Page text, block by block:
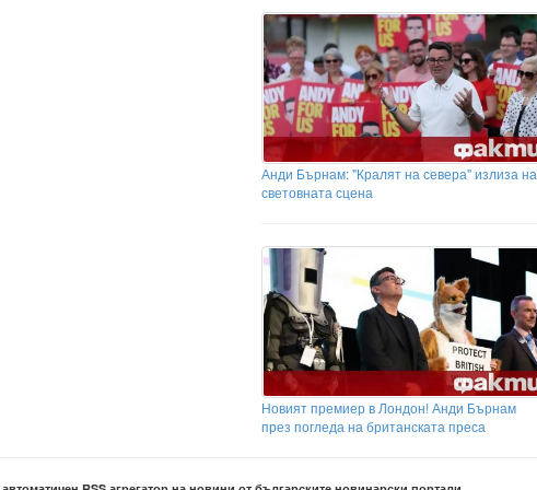
Анди Бърнам: "Кралят на севера" излиза на
световната сцена
Новият премиер в Лондон! Анди Бърнам
през погледа на британската преса